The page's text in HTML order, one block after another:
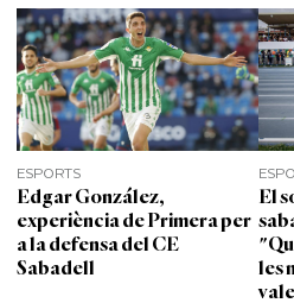
ESPORTS
Edgar González,
experiència de Primera per
a la defensa del CE
Sabadell
El
les